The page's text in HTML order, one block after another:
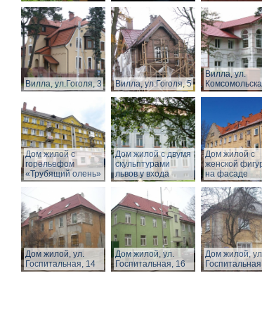
Вилла, ул.Гоголя, 3 Вилла, ул.Гоголя, 5
Вилла, ул.
Дом жилой с
горельефом
«Трубящий олень»
Дом жилой с двумя
скульптурами
львов у входа
Дом жилой с
женской
на фасаде
Дом жилой, ул.
Госпитальная, 14
Дом жилой, ул.
Госпитальная, 16
Дом жилой,